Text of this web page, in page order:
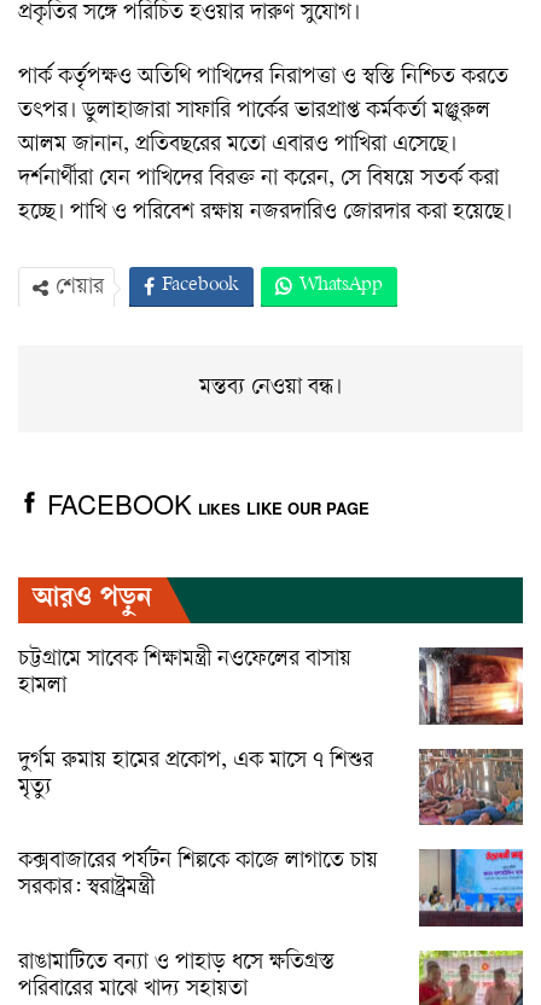
প্রকৃতির সঙ্গে পরিচিত হওয়ার দারুণ সুযোগ।
পার্ক কর্তৃপক্ষও অতিথি পাখিদের নিরাপত্তা ও স্বস্তি নিশ্চিত করতে
তৎপর। ডুলাহাজারা সাফারি পার্কের ভারপ্রাপ্ত কর্মকর্তা মঞ্জুরুল
আলম জানান, প্রতিবছরের মতো এবারও পাখিরা এসেছে।
দর্শনার্থীরা যেন পাখিদের বিরক্ত না করেন, সে বিষয়ে সতর্ক করা
হচ্ছে। পাখি ও পরিবেশ রক্ষায় নজরদারিও জোরদার করা হয়েছে।
শেয়ার Facebook WhatsApp
মন্তব্য নেওয়া বন্ধ।
FACEBOOK LIKES LIKE OUR PAGE
আরও পড়ুন
চট্টগ্রামে সাবেক শিক্ষামন্ত্রী নওফেলের বাসায়
হামলা
দুর্গম রুমায় হামের প্রকোপ, এক মাসে ৭ শিশুর
মৃত্যু
কক্সবাজারের পর্যটন শিল্পকে কাজে লাগাতে চায়
সরকার: স্বরাষ্ট্রমন্ত্রী
রাঙামাটিতে বন্যা ও পাহাড় ধসে ক্ষতিগ্রস্ত
পরিবারের মাঝে খাদ্য সহায়তা